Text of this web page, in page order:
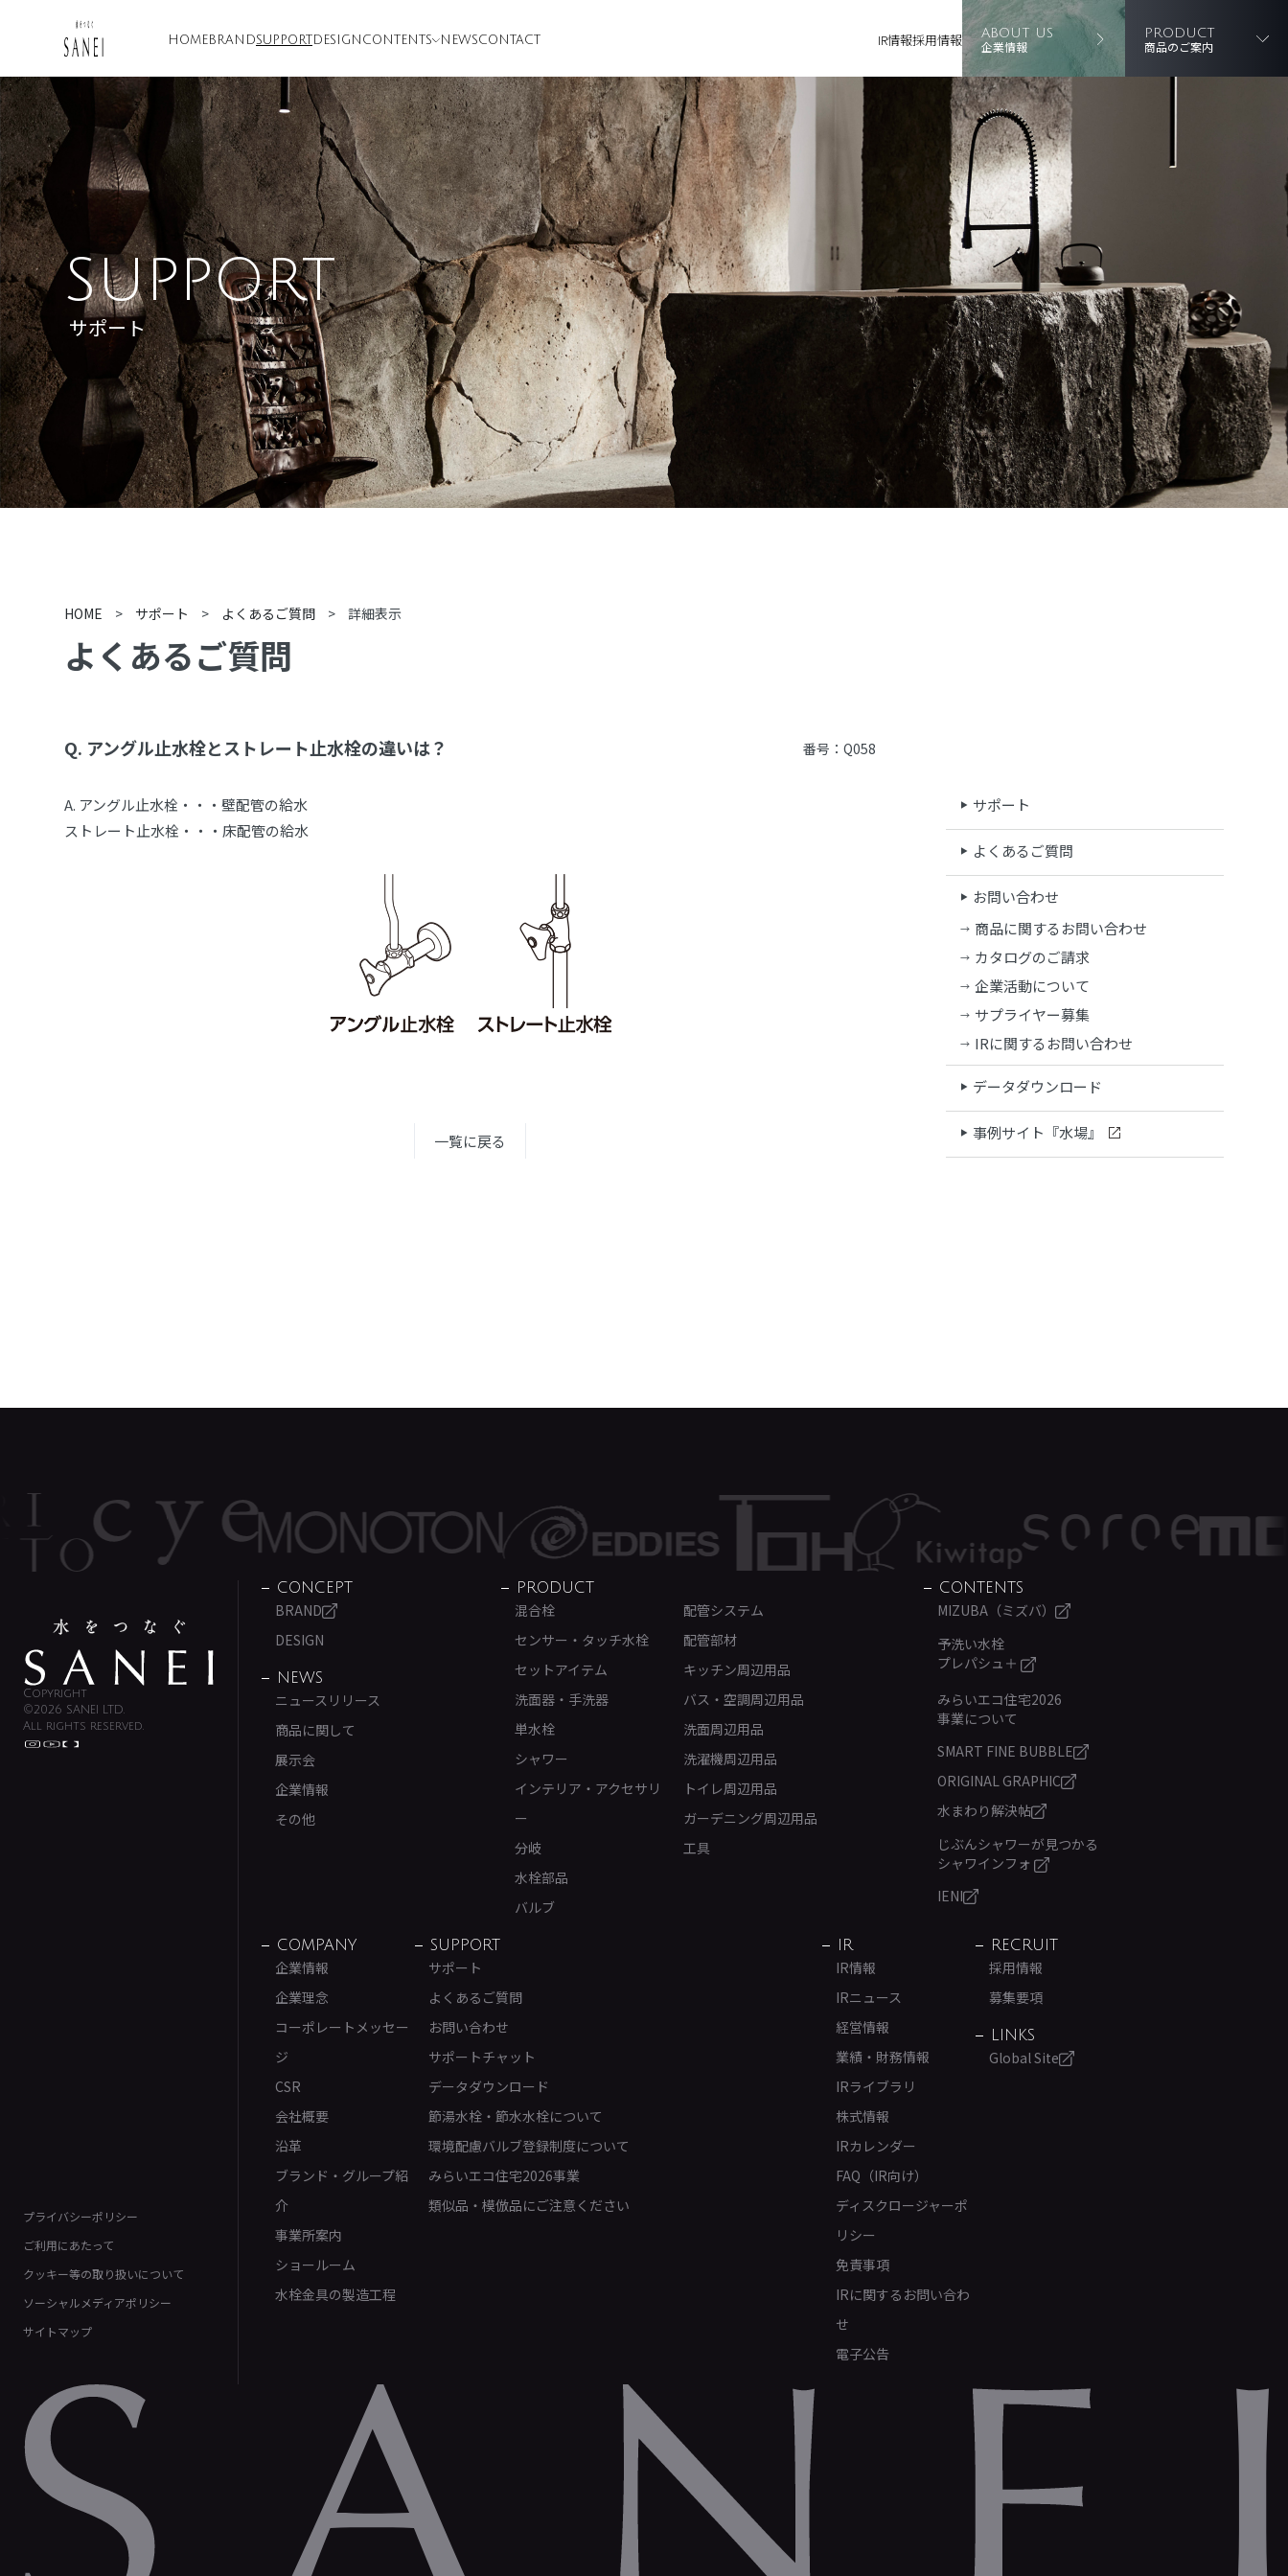
HOME BRANDSUPPORT DESIGN CONTENTS NEWSCONTACT IR情報採用情報 ABOUT US
企業情報
PRODUCT
商品のご案内
SUPPORT
サポート
HOME > サポート > よくあるご質問 > 詳細表示
よくあるご質問
Q. アングル止水栓とストレート止水栓の違いは？ 番号：Q058
A. アングル止水栓・・・壁配管の給水
ストレート止水栓・・・床配管の給水
一覧に戻る
サポート
よくあるご質問
お問い合わせ
商品に関するお問い合わせ
カタログのご請求
企業活動について
サプライヤー募集
IRに関するお問い合わせ
データダウンロード
事例サイト『水場』
Copyright
©2026 SANEI LTD.
All rights reserved.
プライバシーポリシー
ご利用にあたって
クッキー等の取り扱いについて
ソーシャルメディアポリシー
サイトマップ
CONCEPT
BRAND
DESIGN
NEWS
ニュースリリース
商品に関して
展示会
企業情報
その他
PRODUCT
混合栓
センサー・タッチ水栓
セットアイテム
洗面器・手洗器
単水栓
シャワー
インテリア・アクセサリ
ー
分岐
水栓部品
バルブ
配管システム
配管部材
キッチン周辺用品
バス・空調周辺用品
洗面周辺用品
洗濯機周辺用品
トイレ周辺用品
ガーデニング周辺用品
工具
CONTENTS
MIZUBA（ミズバ）
予洗い水栓
プレパシュ＋
みらいエコ住宅2026
事業について
SMART FINE BUBBLE
ORIGINAL GRAPHIC
水まわり解決帖
じぶんシャワーが見つかる
シャワインフォ
IENI
COMPANY
企業情報
企業理念
コーポレートメッセー
ジ
CSR
会社概要
沿革
ブランド・グループ紹
介
事業所案内
ショールーム
水栓金具の製造工程
SUPPORT
サポート
よくあるご質問
お問い合わせ
サポートチャット
データダウンロード
節湯水栓・節水水栓について
環境配慮バルブ登録制度について
みらいエコ住宅2026事業
類似品・模倣品にご注意ください
IR
IR情報
IRニュース
経営情報
業績・財務情報
IRライブラリ
株式情報
IRカレンダー
FAQ（IR向け）
ディスクロージャーポ
リシー
免責事項
IRに関するお問い合わ
せ
電子公告
RECRUIT
採用情報
募集要項
LINKS
Global Site